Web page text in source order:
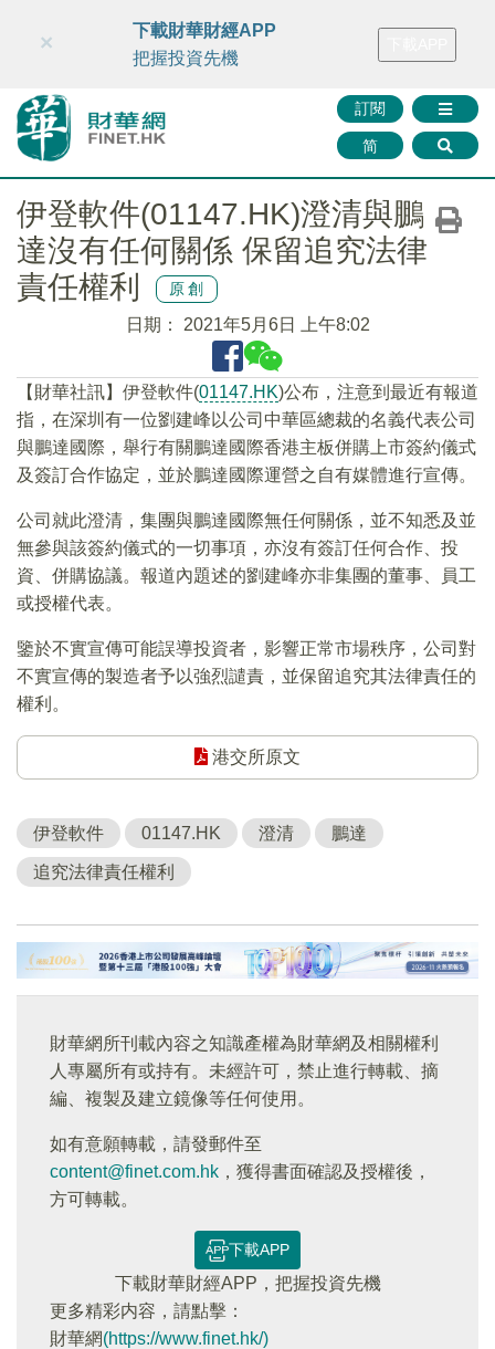
財華智庫網 FINTV FINMETA 財華證券 媒體矩陣
訂閱
简
×
下載財華財經APP
把握投資先機
伊登軟件(01147.HK)澄清與鵬
達沒有任何關係 保留追究法律
責任權利
原創
日期： 2021年5月6日 上午8:02
【財華社訊】伊登軟件(01147.HK)公布，注意到最近有報道
指，在深圳有一位劉建峰以公司中華區總裁的名義代表公司
與鵬達國際，舉行有關鵬達國際香港主板併購上市簽約儀式
及簽訂合作協定，並於鵬達國際運營之自有媒體進行宣傳。
公司就此澄清，集團與鵬達國際無任何關係，並不知悉及並
無參與該簽約儀式的一切事項，亦沒有簽訂任何合作、投
資、併購協議。報道內題述的劉建峰亦非集團的董事、員工
或授權代表。
鑒於不實宣傳可能誤導投資者，影響正常市場秩序，公司對
不實宣傳的製造者予以強烈譴責，並保留追究其法律責任的
權利。
港交所原文
伊登軟件 01147.HK 澄清 鵬達
追究法律責任權利
財華網所刊載內容之知識產權為財華網及相關權利
人專屬所有或持有。未經許可，禁止進行轉載、摘
編、複製及建立鏡像等任何使用。
如有意願轉載，請發郵件至
content@finet.com.hk ，獲得書面確認及授權後，
方可轉載。
下載APP
下載財華財經APP，把握投資先機
更多精彩内容，請點擊：
財華網(https://www.finet.hk/)